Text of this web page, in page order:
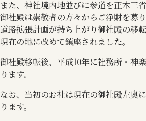
また、神社境内地並びに参道を正木三
御社殿は崇敬者の方々からご浄財を募
道路拡張計画が持ち上がり御社殿の移
現在の地に改めて鎮座されました。
御社殿移転後、平成10年に社務所・神
ります。
なお、当初のお社は現在の御社殿左奥
ります。